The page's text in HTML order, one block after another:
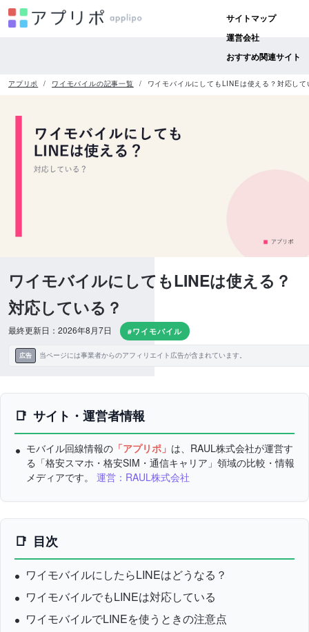
サイトマップ
運営会社
おすすめ関連サイト
アプリポ ワイモバイルの記事一覧 ワイモバイルにしてもLINEは使える？対応して
ワイモバイルにしてもLINEは使える？
対応している？
最終更新日：2026年8月7日 #ワイモバイル
広告 当ページには事業者からのアフィリエイト広告が含まれています。
サイト・運営者情報
モバイル回線情報の 「アプリポ」 は、RAUL株式会社が運営す
る「格安スマホ・格安SIM・通信キャリア」領域の比較・情報
メディアです。 運営：RAUL株式会社
目次
ワイモバイルにしたらLINEはどうなる？
ワイモバイルでもLINEは対応している
ワイモバイルでLINEを使うときの注意点